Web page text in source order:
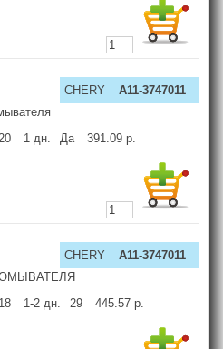
CHERY
A11-3747011
1 дн. Да 391.09 р.
CHERY
A11-3747011
1-2 дн. 29 445.57 р.